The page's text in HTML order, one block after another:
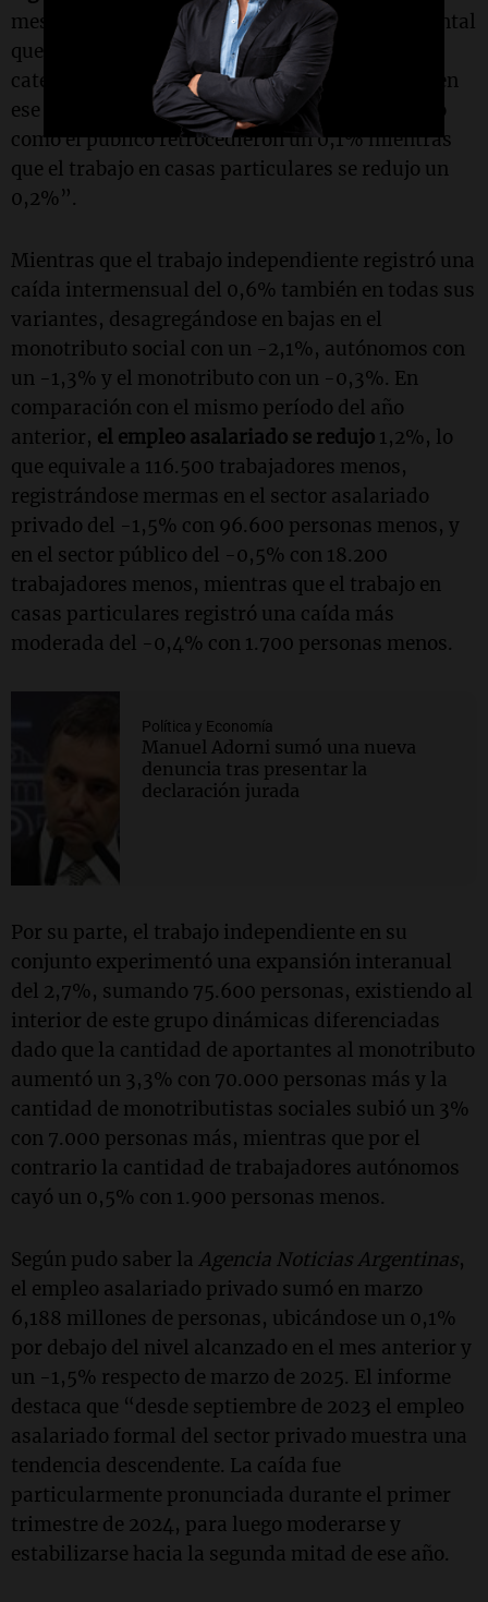
mes anterior, detallando el reporte gubernamental
que "todos los segmentos que integran esta
categoría mostraron una reducción de empleo en
ese período: tanto el empleo asalariado privado
como el público retrocedieron un 0,1% mientras
que el trabajo en casas particulares se redujo un
0,2%”.
Mientras que el trabajo independiente registró una
caída intermensual del 0,6% también en todas sus
variantes, desagregándose en bajas en el
monotributo social con un -2,1%, autónomos con
un -1,3% y el monotributo con un -0,3%. En
comparación con el mismo período del año
anterior, el empleo asalariado se redujo 1,2%, lo
que equivale a 116.500 trabajadores menos,
registrándose mermas en el sector asalariado
privado del -1,5% con 96.600 personas menos, y
en el sector público del -0,5% con 18.200
trabajadores menos, mientras que el trabajo en
casas particulares registró una caída más
moderada del -0,4% con 1.700 personas menos.
Política y Economía
Manuel Adorni sumó una nueva
denuncia tras presentar la
declaración jurada
Por su parte, el trabajo independiente en su
conjunto experimentó una expansión interanual
del 2,7%, sumando 75.600 personas, existiendo al
interior de este grupo dinámicas diferenciadas
dado que la cantidad de aportantes al monotributo
aumentó un 3,3% con 70.000 personas más y la
cantidad de monotributistas sociales subió un 3%
con 7.000 personas más, mientras que por el
contrario la cantidad de trabajadores autónomos
cayó un 0,5% con 1.900 personas menos.
Según pudo saber la Agencia Noticias Argentinas,
el empleo asalariado privado sumó en marzo
6,188 millones de personas, ubicándose un 0,1%
por debajo del nivel alcanzado en el mes anterior y
un -1,5% respecto de marzo de 2025. El informe
destaca que “desde septiembre de 2023 el empleo
asalariado formal del sector privado muestra una
tendencia descendente. La caída fue
particularmente pronunciada durante el primer
trimestre de 2024, para luego moderarse y
estabilizarse hacia la segunda mitad de ese año.